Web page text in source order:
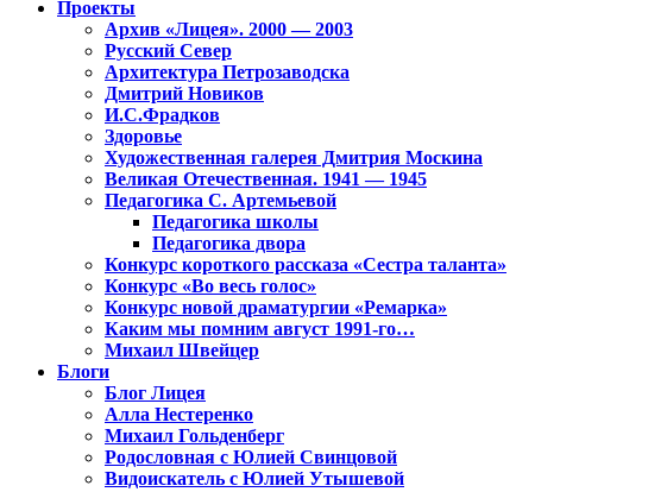
Проекты
Архив «Лицея». 2000 — 2003
Русский Север
Архитектура Петрозаводска
Дмитрий Новиков
И.С.Фрадков
Здоровье
Художественная галерея Дмитрия Москина
Великая Отечественная. 1941 — 1945
Педагогика С. Артемьевой
Педагогика школы
Педагогика двора
Конкурс короткого рассказа «Сестра таланта»
Конкурс «Во весь голос»
Конкурс новой драматургии «Ремарка»
Каким мы помним август 1991-го…
Михаил Швейцер
Блоги
Блог Лицея
Алла Нестеренко
Михаил Гольденберг
Родословная с Юлией Свинцовой
Видоискатель с Юлией Утышевой